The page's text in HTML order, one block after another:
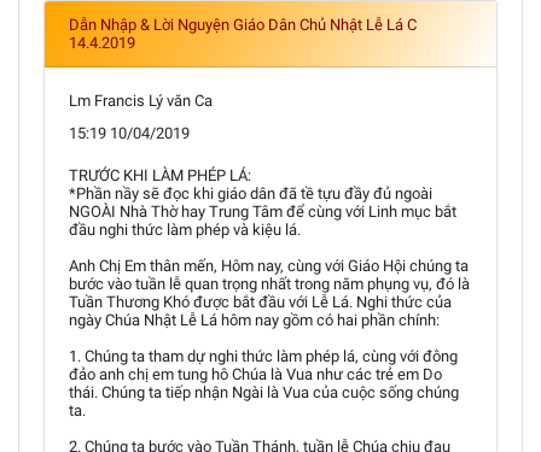
Dẫn Nhập & Lời Nguyện Giáo Dân Chủ Nhật Lễ Lá C
14.4.2019
Lm Francis Lý văn Ca
15:19 10/04/2019
TRƯỚC KHI LÀM PHÉP LÁ:
*Phần nầy sẽ đọc khi giáo dân đã tề tựu đầy đủ ngoài
NGOÀI Nhà Thờ hay Trung Tâm để cùng với Linh mục bắt
đầu nghi thức làm phép và kiệu lá.
Anh Chị Em thân mến, Hôm nay, cùng với Giáo Hội chúng ta
bước vào tuần lễ quan trọng nhất trong năm phụng vụ, đó là
Tuần Thương Khó được bắt đầu với Lễ Lá. Nghi thức của
ngày Chúa Nhật Lễ Lá hôm nay gồm có hai phần chính:
1. Chúng ta tham dự nghi thức làm phép lá, cùng với đông
đảo anh chị em tung hô Chúa là Vua như các trẻ em Do
thái. Chúng ta tiếp nhận Ngài là Vua của cuộc sống chúng
ta.
2. Chúng ta bước vào Tuần Thánh, tuần lễ Chúa chịu đau